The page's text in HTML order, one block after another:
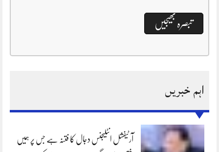
اہم خبریں
آرٹیفشل انٹلیجنس دجال کا فتنہ ہے جس پر ہمیں